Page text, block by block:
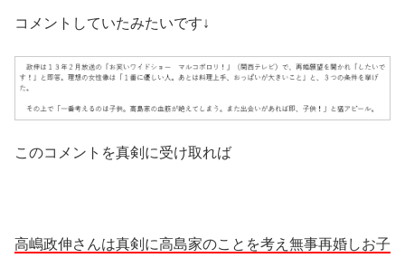
コメントしていたみたいです↓
このコメントを真剣に受け取れば
高嶋政伸さんは真剣に高島家のことを考え無事再婚しお子